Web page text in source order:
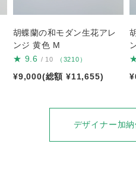
胡蝶蘭の和モダン生花アレ
ンジ 黄色 M
★ 9.6 / 10 （3210）
¥9,000(総額 ¥11,655)
デザイナー加